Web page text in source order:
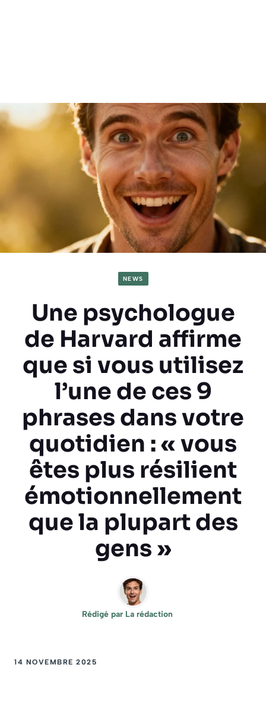
NEWS
Une psychologue
de Harvard affirme
que si vous utilisez
l’une de ces 9
phrases dans votre
quotidien : « vous
êtes plus résilient
émotionnellement
que la plupart des
gens »
Rédigé par La rédaction
14 NOVEMBRE 2025